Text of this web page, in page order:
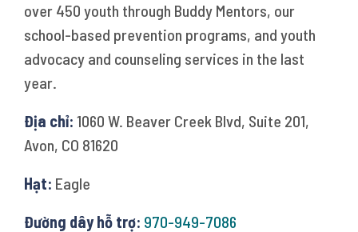
over 450 youth through Buddy Mentors, our
school-based prevention programs, and youth
advocacy and counseling services in the last
year.
Địa chỉ: 1060 W. Beaver Creek Blvd, Suite 201,
Avon, CO 81620
Hạt: Eagle
Đường dây hỗ trợ: 970-949-7086